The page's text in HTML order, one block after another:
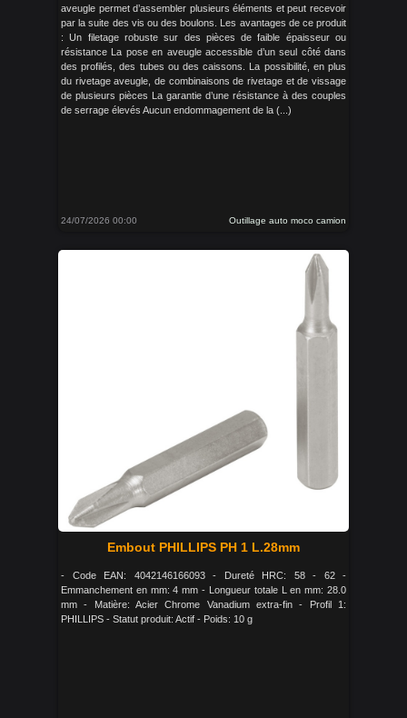
aveugle permet d’assembler plusieurs éléments et peut recevoir
par la suite des vis ou des boulons. Les avantages de ce produit
: Un filetage robuste sur des pièces de faible épaisseur ou
résistance La pose en aveugle accessible d’un seul côté dans
des profilés, des tubes ou des caissons. La possibilité, en plus
du rivetage aveugle, de combinaisons de rivetage et de vissage
de plusieurs pièces La garantie d’une résistance à des couples
de serrage élevés Aucun endommagement de la (...)
24/07/2026 00:00 Outillage auto moco camion
Embout PHILLIPS PH 1 L.28mm
- Code EAN: 4042146166093 - Dureté HRC: 58 - 62 -
Emmanchement en mm: 4 mm - Longueur totale L en mm: 28.0
mm - Matière: Acier Chrome Vanadium extra-fin - Profil 1:
PHILLIPS - Statut produit: Actif - Poids: 10 g